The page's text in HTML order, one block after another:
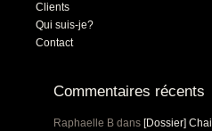
Clients
Qui suis-je?
Contact
Commentaires récents
Raphaelle B dans [Dossier] Chai